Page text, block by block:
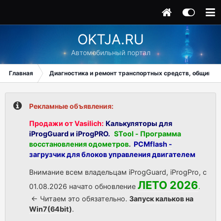
OKTJA.RU
Автомобильный портал
Главная Диагностика и ремонт транспортных средств, общий
Рекламные объявления:
Продажи от Vasilich: Калькуляторы для
iProgGuard и iProgPRO. STool - Программа
восстановления одометров. PCMflash -
загрузчик для блоков управления двигателем
Внимание всем владельцам iProgGuard, iProgPro, с
01.08.2026 начато обновление ЛЕТО 2026.
<- Читаем это обязательно. Запуск кальков на
Win7(64bit).